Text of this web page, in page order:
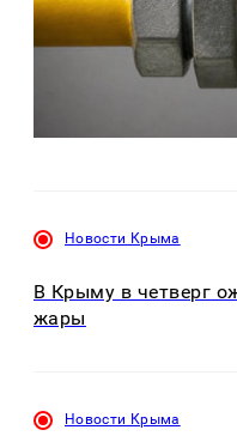
Новости Крыма
В Крыму в четверг
жары
Новости Крыма